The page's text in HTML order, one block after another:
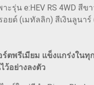
ะรุ่น e:HEV RS 4WD สี
อยด์ (เมทัลลิก) สีเงินลูนา
ตพรีเมียม แข็งแกร่งในทุ
ว้อย่างลงตัว